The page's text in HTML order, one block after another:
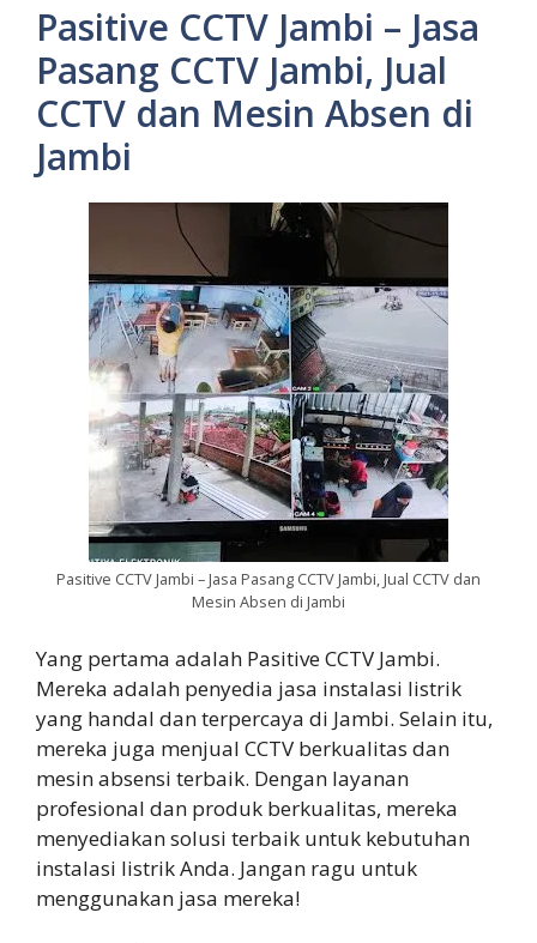
Pasitive CCTV Jambi – Jasa
Pasang CCTV Jambi, Jual
CCTV dan Mesin Absen di
Jambi
Pasitive CCTV Jambi – Jasa Pasang CCTV Jambi, Jual CCTV dan
Mesin Absen di Jambi
Yang pertama adalah Pasitive CCTV Jambi.
Mereka adalah penyedia jasa instalasi listrik
yang handal dan terpercaya di Jambi. Selain itu,
mereka juga menjual CCTV berkualitas dan
mesin absensi terbaik. Dengan layanan
profesional dan produk berkualitas, mereka
menyediakan solusi terbaik untuk kebutuhan
instalasi listrik Anda. Jangan ragu untuk
menggunakan jasa mereka!